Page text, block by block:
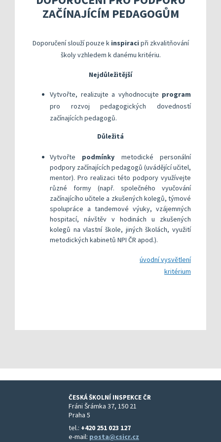
Další náměty pro realizaci vlastního hodnocení
Přehled nástrojů podle kritérií
Aktivní škola – podpora
Vybrané nástroje pro realizaci externího
Rok v ředitelně
Specifická
Příklady
ZAČÍNAJÍCÍM PEDAGOGŮM
Doporučení slouží pouze k inspiraci při zkvalitňování
školy vzhledem k danému kritériu.
Nejdůležitější
Vytvořte, realizujte a vyhodnocujte program
pro rozvoj pedagogických dovedností
začínajících pedagogů.
Důležitá
​Vytvořte podmínky metodické personální
podpory začínajících pedagogů (uvádějící učitel,
mentor). Pro realizaci této podpory využívejte
různé formy (např. společného vyučování
začínajícího učitele a zkušených kolegů, týmové
spolupráce a tandemové výuky, vzájemných
hospitací, návštěv v hodinách u zkušených
kolegů na vlastní škole, jiných školách, využití
metodických kabinetů NPI ČR apod.).
úvodní vysvětlení
kritérium
ČESKÁ ŠKOLNÍ INSPEKCE ČR
Fráni Šrámka 37, 150 21
Praha 5
tel.: +420 251 023 127
e-mail: posta@csicr.cz